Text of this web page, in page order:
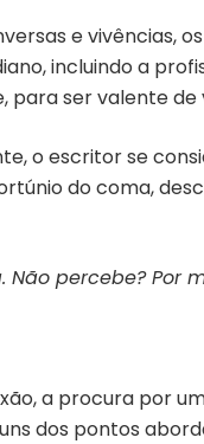
e vivências,
incluindo a
para ser valente
o escritor se
do coma,
percebe?
a procura por
dos pontos